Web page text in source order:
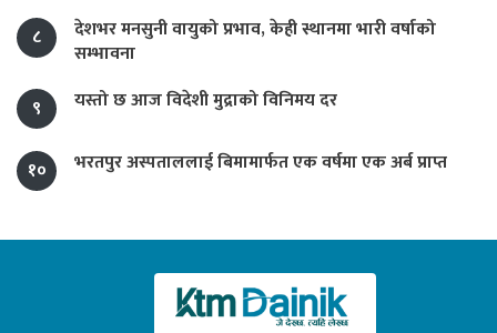
८
देशभर मनसुनी वायुको प्रभाव, केही स्थानमा भारी वर्षाको
सम्भावना
९
यस्तो छ आज विदेशी मुद्राको विनिमय दर
१० भरतपुर अस्पताललाई बिमामार्फत एक वर्षमा एक अर्ब प्राप्त